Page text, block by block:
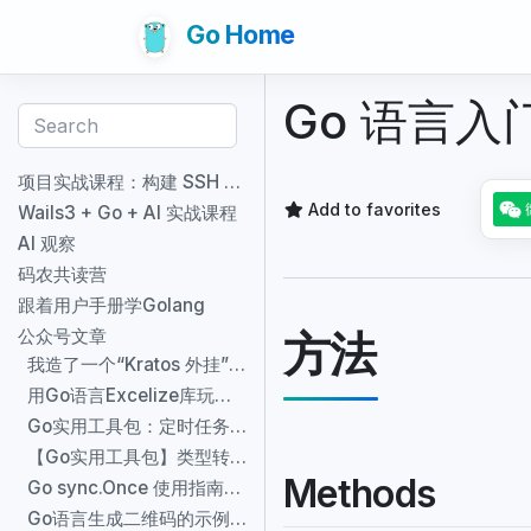
Go Home
项目实战课程：构建 SSH TUI 个人简历应用
Wails3 + Go + AI 实战课程
AI 观察
码农共读营
跟着用户手册学Golang
公众号文章
我造了一个“Kratos 外挂”：让 AI 帮你写符合规范的微服务代码
用Go语言Excelize库玩转Excel
Go实用工具包：定时任务管理神器 `robfig/cron`
【Go实用工具包】类型转换神器🚀
Go sync.Once 使用指南：单次初始化的最佳实践
Go语言生成二维码的示例🚀
Go 语言入
Add to favorites
方法
Methods